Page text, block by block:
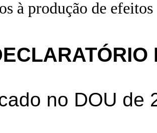
à produção de
no DOU de